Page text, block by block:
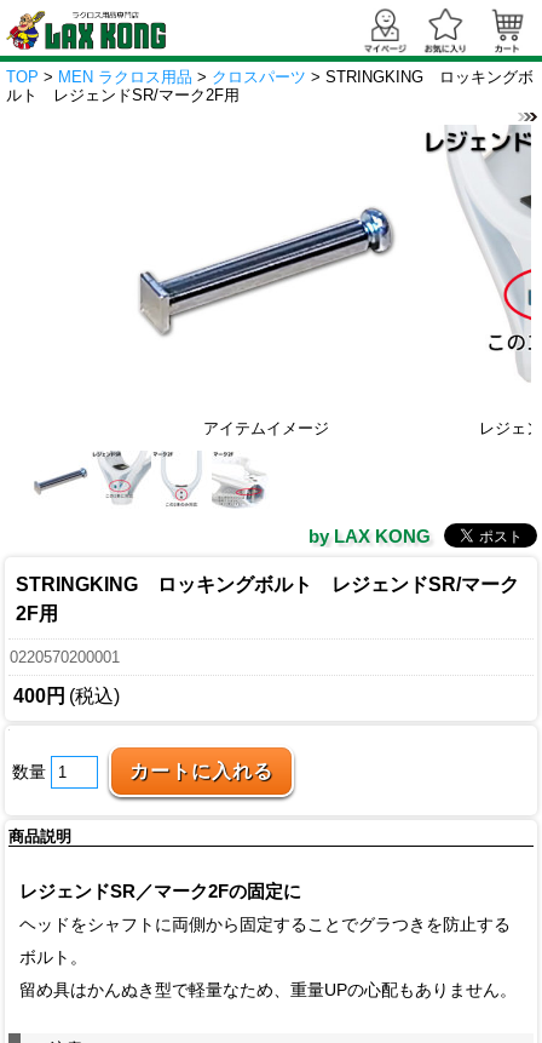
TOP > MEN ラクロス用品 > クロスパーツ > STRINGKING ロッキングボ
ルト レジェンドSR/マーク2F用
アイテムイメージ レジェ
by LAX KONG
STRINGKING ロッキングボルト レジェンドSR/マーク
2F用
0220570200001
400円 (税込)
数量
商品説明
レジェンドSR／マーク2Fの固定に
ヘッドをシャフトに両側から固定することでグラつきを防止する
ボルト。
留め具はかんぬき型で軽量なため、重量UPの心配もありません。